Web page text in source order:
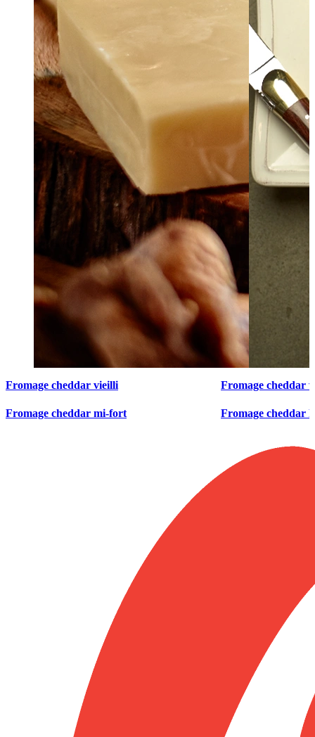
Fromage cheddar vieilli
Fromage cheddar mi-fort
Fromage cheddar
Fromage cheddar